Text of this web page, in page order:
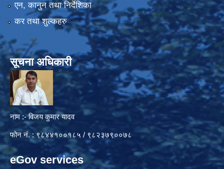
एन, कानुन तथा निर्देशिका
कर तथा शुल्कहरु
सूचना अधिकारी
नाम :- विजय कुमार यादव
फोन नं. : ९८४४१००१८५ / ९८२३७९००७८
eGov services